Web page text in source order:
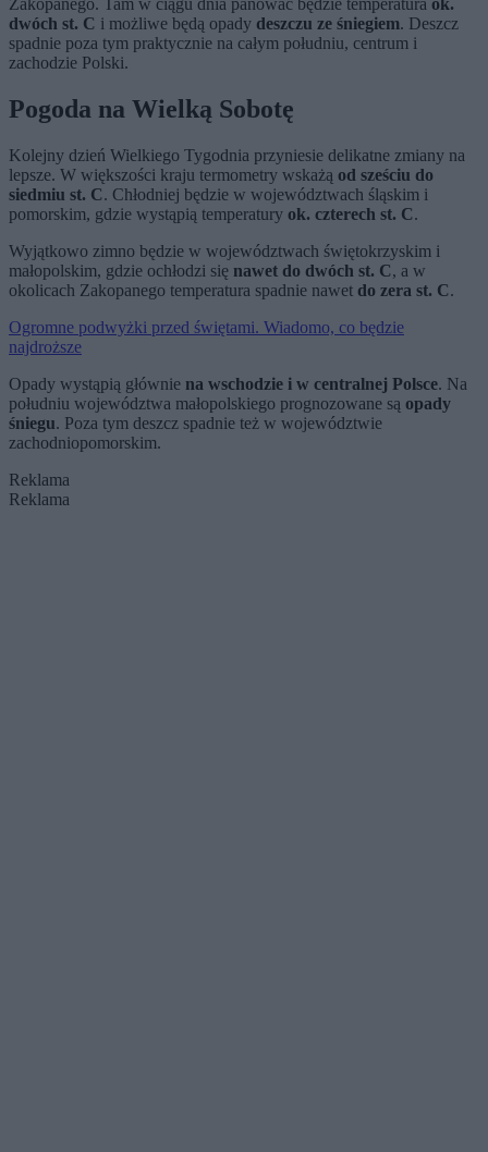
Zakopanego. Tam w ciągu dnia panować będzie temperatura ok.
dwóch st. C i możliwe będą opady deszczu ze śniegiem. Deszcz
spadnie poza tym praktycznie na całym południu, centrum i
zachodzie Polski.
Pogoda na Wielką Sobotę
Kolejny dzień Wielkiego Tygodnia przyniesie delikatne zmiany na
lepsze. W większości kraju termometry wskażą od sześciu do
siedmiu st. C. Chłodniej będzie w województwach śląskim i
pomorskim, gdzie wystąpią temperatury ok. czterech st. C.
Wyjątkowo zimno będzie w województwach świętokrzyskim i
małopolskim, gdzie ochłodzi się nawet do dwóch st. C, a w
okolicach Zakopanego temperatura spadnie nawet do zera st. C.
Ogromne podwyżki przed świętami. Wiadomo, co będzie
najdroższe
Opady wystąpią głównie na wschodzie i w centralnej Polsce. Na
południu województwa małopolskiego prognozowane są opady
śniegu. Poza tym deszcz spadnie też w województwie
zachodniopomorskim.
Reklama
Reklama